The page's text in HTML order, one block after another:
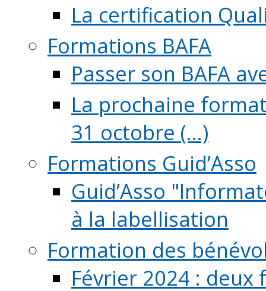
La certification
Formations BAFA
Passer son BAFA
La prochaine
31 octobre (...)
Formations Guid’Asso
Guid’Asso
à la labellisation
Formation des
Février 2024 :